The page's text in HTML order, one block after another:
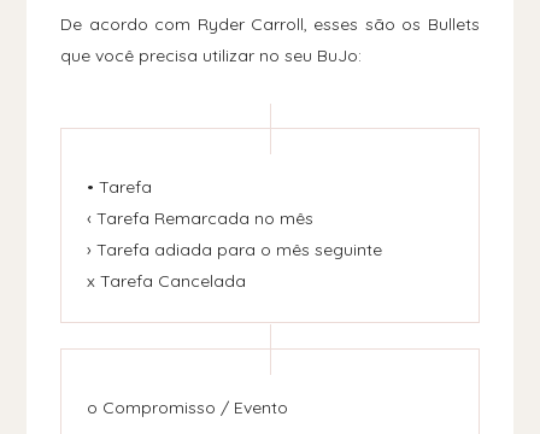
De acordo com Ryder Carroll, esses são os Bullets
que você precisa utilizar no seu BuJo:
• Tarefa
‹ Tarefa Remarcada no mês
› Tarefa adiada para o mês seguinte
x Tarefa Cancelada
o Compromisso / Evento